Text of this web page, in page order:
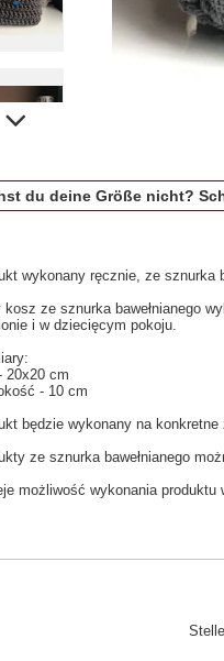
du deine Größe nicht?
wykonany ręcznie, ze sznurka
kosz ze sznurka bawełnianego
i w dziecięcym pokoju.
20x20 cm
- 10 cm
będzie wykonany na
ze sznurka bawełnianego
możliwość wykonania produktu